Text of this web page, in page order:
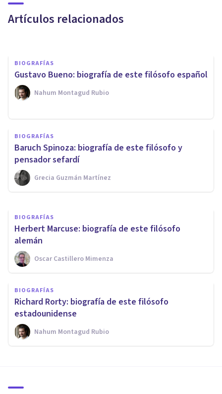
Artículos relacionados
este filósofo inglés
BIOGRAFÍAS
Gustavo Bueno: biografía de este filósofo español
Nahum Montagud Rubio
BIOGRAFÍAS
Baruch Spinoza: biografía de este filósofo y
pensador sefardí
Grecia Guzmán Martínez
Gilles Deleuze: biografía de
este filósofo francés
Nahum Montagud Rubio
BIOGRAFÍAS
Herbert Marcuse: biografía de este filósofo
alemán
Oscar Castillero Mimenza
BIOGRAFÍAS
Richard Rorty: biografía de este filósofo
estadounidense
Nahum Montagud Rubio